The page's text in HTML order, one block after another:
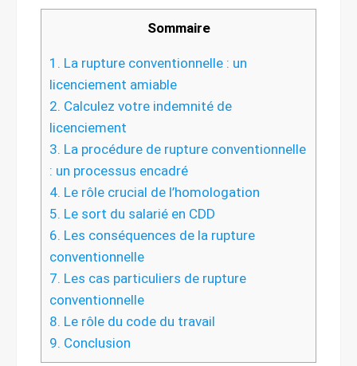
Sommaire
1. La rupture conventionnelle : un
licenciement amiable
2. Calculez votre indemnité de
licenciement
3. La procédure de rupture conventionnelle
: un processus encadré
4. Le rôle crucial de l’homologation
5. Le sort du salarié en CDD
6. Les conséquences de la rupture
conventionnelle
7. Les cas particuliers de rupture
conventionnelle
8. Le rôle du code du travail
9. Conclusion